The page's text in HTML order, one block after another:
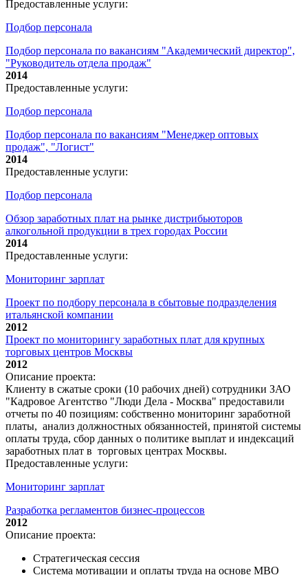
Предоставленные услуги:
Подбор персонала
Подбор персонала по вакансиям "Академический директор",
"Руководитель отдела продаж"
2014
Предоставленные услуги:
Подбор персонала
Подбор персонала по вакансиям "Менеджер оптовых
продаж", "Логист"
2014
Предоставленные услуги:
Подбор персонала
Обзор заработных плат на рынке дистрибьюторов
алкогольной продукции в трех городах России
2014
Предоставленные услуги:
Мониторинг зарплат
Проект по подбору персонала в сбытовые подразделения
итальянской компании
2012
Проект по мониторингу заработных плат для крупных
торговых центров Москвы
2012
Описание проекта:
Клиенту в сжатые сроки (10 рабочих дней) сотрудники ЗАО
"Кадровое Агентство "Люди Дела - Москва" предоставили
отчеты по 40 позициям: собственно мониторинг заработной
платы, анализ должностных обязанностей, принятой системы
оплаты труда, сбор данных о политике выплат и индексаций
заработных плат в торговых центрах Москвы.
Предоставленные услуги:
Мониторинг зарплат
Разработка регламентов бизнес-процессов
2012
Описание проекта:
Стратегическая сессия
Система мотивации и оплаты труда на основе МВО